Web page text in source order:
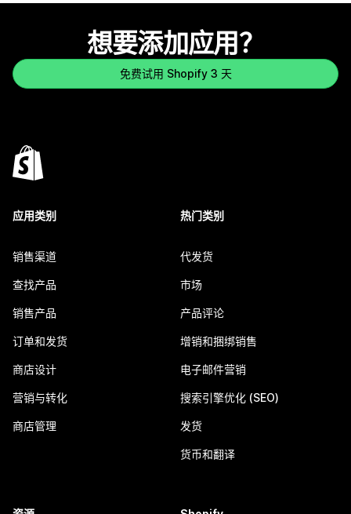
想要添加应用？
免费试用 Shopify 3 天
应用类别
销售渠道
查找产品
销售产品
订单和发货
商店设计
营销与转化
商店管理
热门类别
代发货
市场
产品评论
增销和捆绑销售
电子邮件营销
搜索引擎优化 (SEO)
发货
货币和翻译